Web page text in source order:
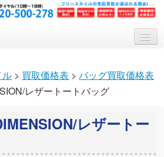
ル > 買取価格表 >バッグ買取価格表
レザートートバッグ
レザートー